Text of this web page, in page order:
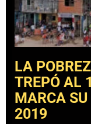
LA
TREPÓ AL
MARCA SU
2019